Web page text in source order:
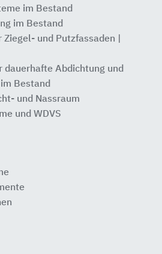
im Bestand
im Bestand
und Putzfassaden |
dauerhafte Abdichtung und
Bestand
und Nassraum
und WDVS